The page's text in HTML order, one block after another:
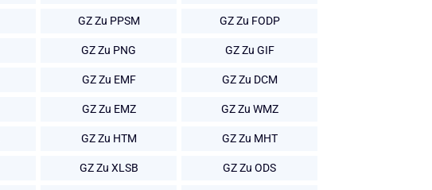
GZ Zu PPSM GZ Zu FODP
GZ Zu PNG GZ Zu GIF
GZ Zu EMF GZ Zu DCM
GZ Zu EMZ GZ Zu WMZ
GZ Zu HTM GZ Zu MHT
GZ Zu XLSB GZ Zu ODS